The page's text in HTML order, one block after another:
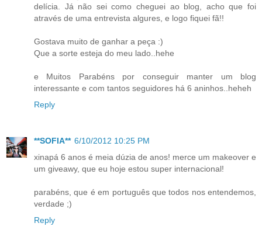
delícia. Já não sei como cheguei ao blog, acho que foi
através de uma entrevista algures, e logo fiquei fã!!
Gostava muito de ganhar a peça :)
Que a sorte esteja do meu lado..hehe
e Muitos Parabéns por conseguir manter um blog
interessante e com tantos seguidores há 6 aninhos..heheh
Reply
**SOFIA** 6/10/2012 10:25 PM
xinapá 6 anos é meia dúzia de anos! merce um makeover e
um giveawy, que eu hoje estou super internacional!
parabéns, que é em português que todos nos entendemos,
verdade ;)
Reply